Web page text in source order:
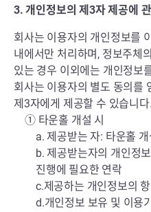
3. 개인정보의 제3자 제공에
회사는 이용자의 개인정보를
내에서만 처리하며, 정보주체
있는 경우 이외에는 개인정보
회사는 이용자의 별도 동의를
제3자에게 제공할 수 있습니다.
① 타운홀 개설 시
a. 제공받는 자: 타운홀
b. 제공받는자의 개인정
진행에 필요한 연락
c.제공하는 개인정보의
d.개인정보 보유 및 이용